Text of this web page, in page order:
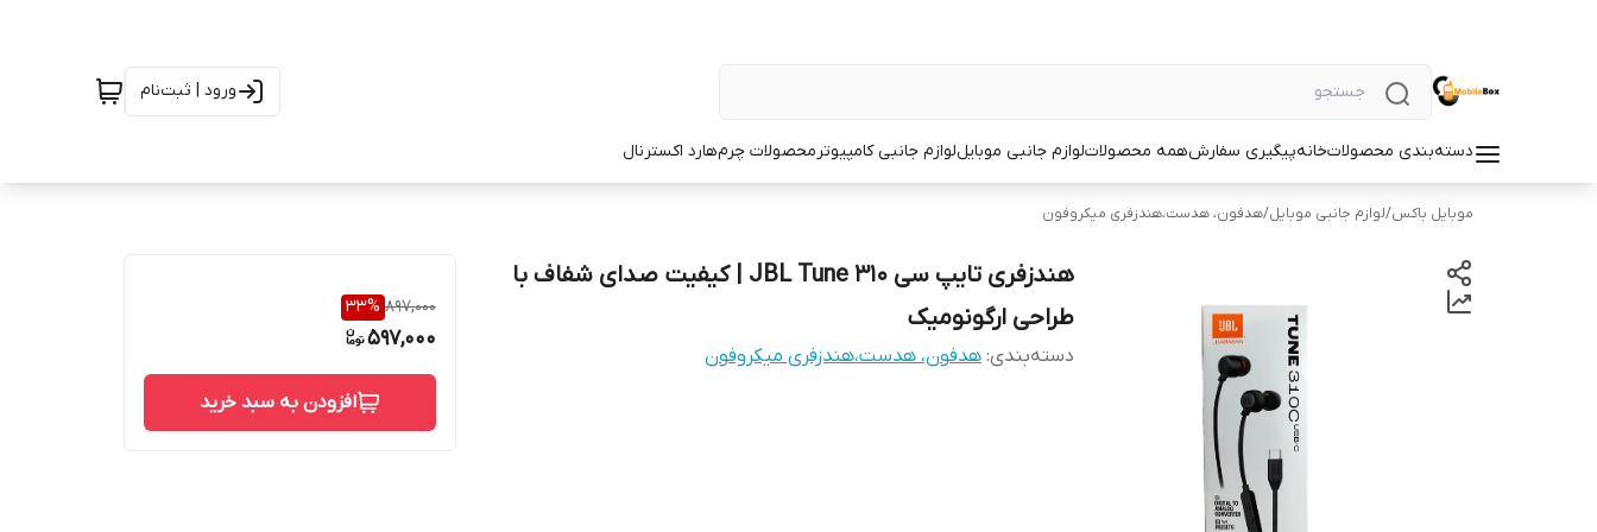
ورود | ثبت‌نام
دسته‌بندی محصولاتخانهپیگیری سفارشهمه محصولاتلوازم جانبی موبایللوازم جانبی کامپیوترمحصولات چرمهارد اکسترنال
موبایل باکس/لوازم جانبی موبایل/هدفون، هدست،هندزفری میکروفون
هندزفری تایپ سی JBL Tune 310 | کیفیت صدای شفاف با
طراحی ارگونومیک
دسته‌بندی: هدفون، هدست،هندزفری میکروفون
897,000
33%
597,000
افزودن به سبد خرید